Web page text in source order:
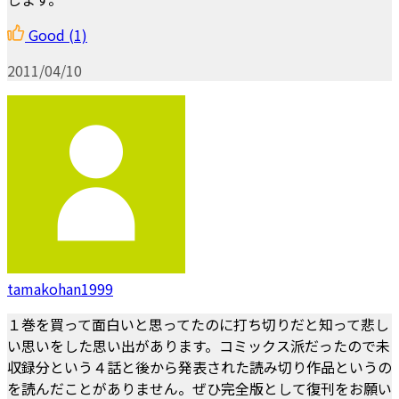
Good (1)
2011/04/10
tamakohan1999
１巻を買って面白いと思ってたのに打ち切りだと知って悲し
い思いをした思い出があります。コミックス派だったので未
収録分という４話と後から発表された読み切り作品というの
を読んだことがありません。ぜひ完全版として復刊をお願い